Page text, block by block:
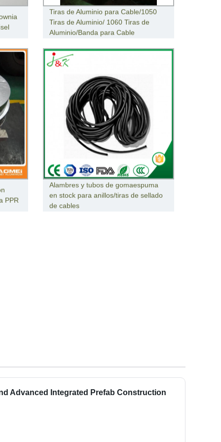
Tiras de Aluminio para Cable/1050
Tiras de Aluminio/ 1060 Tiras de
Aluminio/Banda para Cable
PPR
Alambres y tubos de gomaespuma
en stock para anillos/tiras de sellado
de cables
Advanced Integrated Prefab Construction